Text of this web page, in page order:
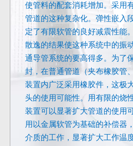
使管料的配套消耗增加。采用
管道的这种复杂化。弹性嵌入
定了有限软管的良好减震性能
散逸的结果使这种系统中的振
通导管系统的要高得多。为了
封，在普通管道（夹布橡胶管
装置内广泛采用橡胶件，这极
头的使用可能性。用有限的烧
装置可以显著扩大管道的使用
用以金属软管为基础的补偿器
介质的工作，显著扩大工作温